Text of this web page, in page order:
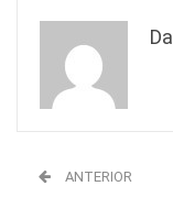
ANTERIOR